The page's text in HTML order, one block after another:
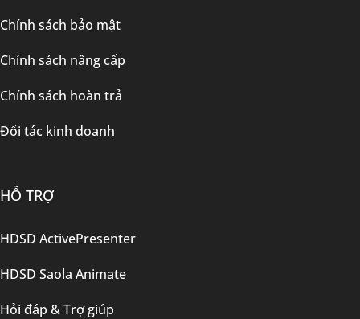
Chính sách bảo mật
Chính sách nâng cấp
Chính sách hoàn trả
Đối tác kinh doanh
HỖ TRỢ
HDSD ActivePresenter
HDSD Saola Animate
Hỏi đáp & Trợ giúp